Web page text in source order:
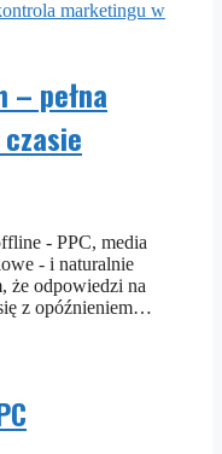
– pełna
- PPC, media
- i naturalnie
że odpowiedzi na
z opóźnieniem…